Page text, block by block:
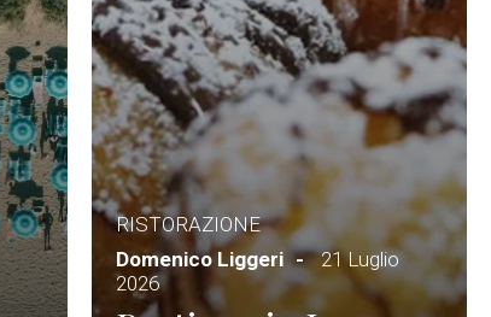
RISTORAZIONE
Domenico Liggeri
21 Luglio
2026